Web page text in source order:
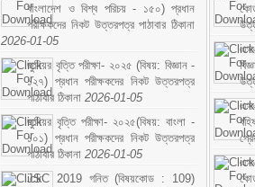
বাংলাদেশ ও বিশ্ব পরিচয় - ১৫০) প্রধান
পরীক্ষকদের নিকট উত্তরপত্র পাঠাবার ঠিকানা
2026-01-05
জুনিয়র বৃত্তি পরীক্ষা- ২০২৫ (বিষয়: বিজ্ঞান -
১২৭) প্রধান পরীক্ষকদের নিকট উত্তরপত্র
পাঠাবার ঠিকানা 2026-01-05
জুনিয়র বৃত্তি পরীক্ষা- ২০২৫(বিষয়: বাংলা -
১০১) প্রধান পরীক্ষকদের নিকট উত্তরপত্র
পাঠাবার ঠিকানা 2026-01-05
JSC 2019 গনিত (বিষয়কোড : 109)